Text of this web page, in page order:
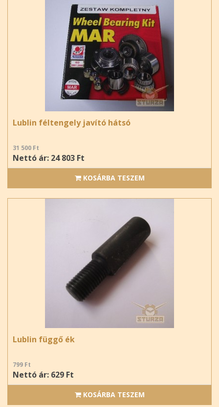
Lublin féltengely javító hátsó
31 500 Ft
Nettó ár: 24 803 Ft
KOSÁRBA TESZEM
Lublin függő ék
799 Ft
Nettó ár: 629 Ft
KOSÁRBA TESZEM